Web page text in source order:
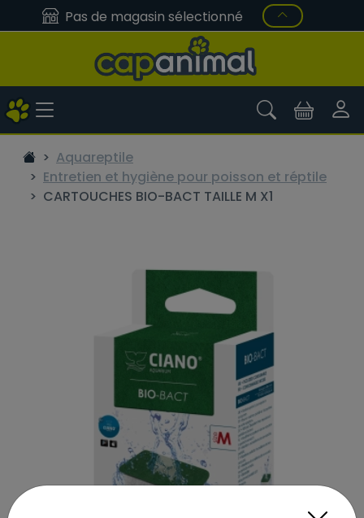
Pas de magasin sélectionné
Aquareptile
Entretien et hygiène pour poisson et réptile
CARTOUCHES BIO-BACT TAILLE M X1